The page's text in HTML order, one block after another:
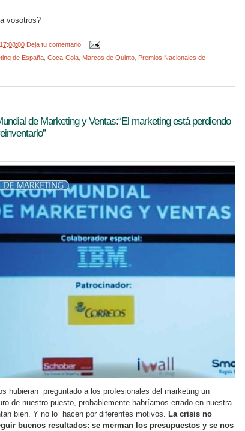
vosotros?
17:08:00 Deja tu comentario
de España, Coca-Cola, Marcos de Quinto, Premios Nacionales de
de Marketing y Ventas:“El marketing está perdiendo
hubieran preguntado a los profesionales del marketing un
de nuestro puesto, probablemente habríamos errado en nuestra
bien. Y no lo hacen por diferentes motivos. La crisis no
buenos resultados: se merman los presupuestos y se nos